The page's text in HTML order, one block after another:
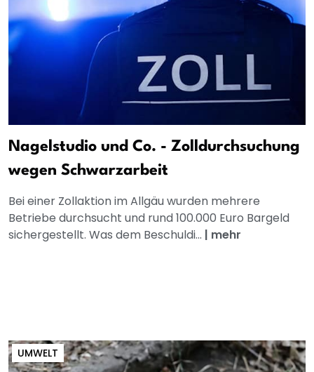
Nagelstudio und Co. - Zolldurchsuchung
wegen Schwarzarbeit
Bei einer Zollaktion im Allgäu wurden mehrere
Betriebe durchsucht und rund 100.000 Euro Bargeld
sichergestellt. Was dem Beschuldi... | mehr
UMWELT